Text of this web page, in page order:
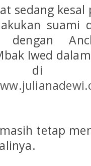
sedang
suami
dengan
Iwed
di
tetap